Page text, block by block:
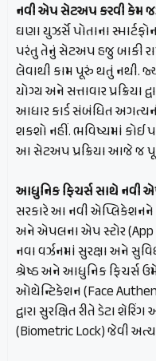
નવી એપ સેટઅપ કરવી કેમ
ઘણા યુઝર્સે પોતાના
પરંતુ તેનું સેટઅપ હજુ બાકી
લેવાથી કામ પૂરું થતું નથી.
યોગ્ય અને સત્તાવાર પ્રક્રિયા
આધાર કાર્ડ સંબંધિત
શકશો નહીં. ભવિષ્યમાં કોઈ
આ સેટઅપ પ્રક્રિયા આજે જ
આધુનિક ફિચર્સ સાથે નવી
સરકારે આ નવી એપ્લિકેશનને
અને એપલના એપ સ્ટોર (App
નવા વર્ઝનમાં સુરક્ષા અને
શ્રેષ્ઠ અને આધુનિક ફિચર્સ
ઓથેન્ટિકેશન (Face
દ્વારા સુરક્ષિત રીતે ડેટા
(Biometric Lock) જેવી